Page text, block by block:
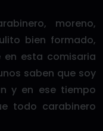
moreno,
bien formado,
en esta comisaria
saben que soy
y en ese tiempo
todo carabinero